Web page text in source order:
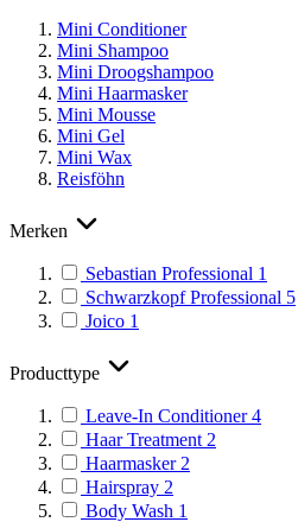
Mini Conditioner
Mini Shampoo
Mini Droogshampoo
Mini Haarmasker
Mini Mousse
Mini Gel
Mini Wax
Reisföhn
Merken
Sebastian Professional 1
Schwarzkopf Professional 5
Joico 1
Producttype
Leave-In Conditioner4
Haar Treatment 2
Haarmasker 2
Hairspray 2
Body Wash 1